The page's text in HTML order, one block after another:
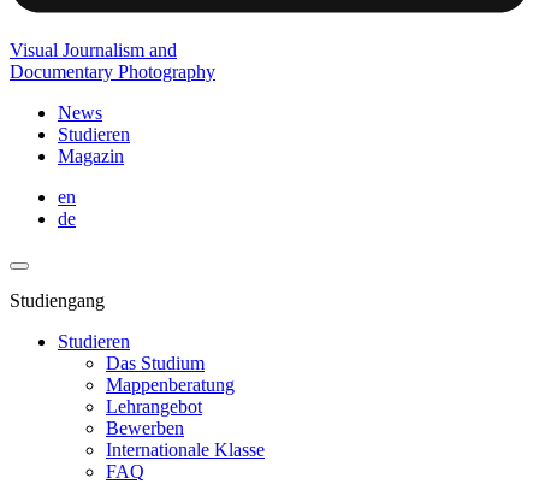
Visual Journalism and
Documentary Photography
News
Studieren
Magazin
en
de
Studiengang
Studieren
Das Studium
Mappenberatung
Lehrangebot
Bewerben
Internationale Klasse
FAQ